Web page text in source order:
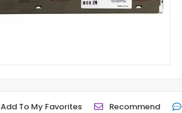
Add To My Favorites Recommend